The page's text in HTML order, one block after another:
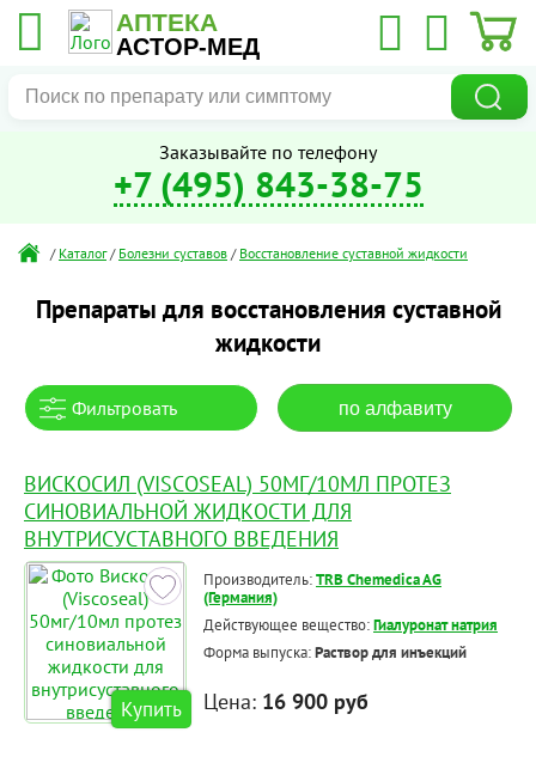
АПТЕКА
АСТОР-МЕД
Заказывайте по телефону
+7 (495) 843-38-75
/ Каталог / Болезни суставов / Восстановление суставной жидкости
Препараты для восстановления суставной
жидкости
Фильтровать по алфавиту
ВИСКОСИЛ (VISCOSEAL) 50МГ/10МЛ ПРОТЕЗ
СИНОВИАЛЬНОЙ ЖИДКОСТИ ДЛЯ
ВНУТРИСУСТАВНОГО ВВЕДЕНИЯ
Купить
Производитель:TRB Chemedica AG
(Германия)
Действующее вещество:Гиалуронат натрия
Форма выпуска:Раствор для инъекций
Цена: 16 900 руб